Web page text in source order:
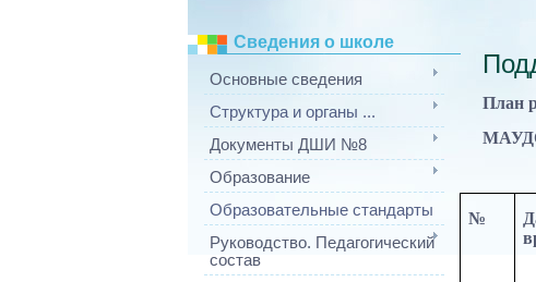
Сведения о школе
Основные сведения
Структура и органы ...
Документы ДШИ №8
Образование
Образовательные стандарты
Руководство. Педагогический
состав
План
№